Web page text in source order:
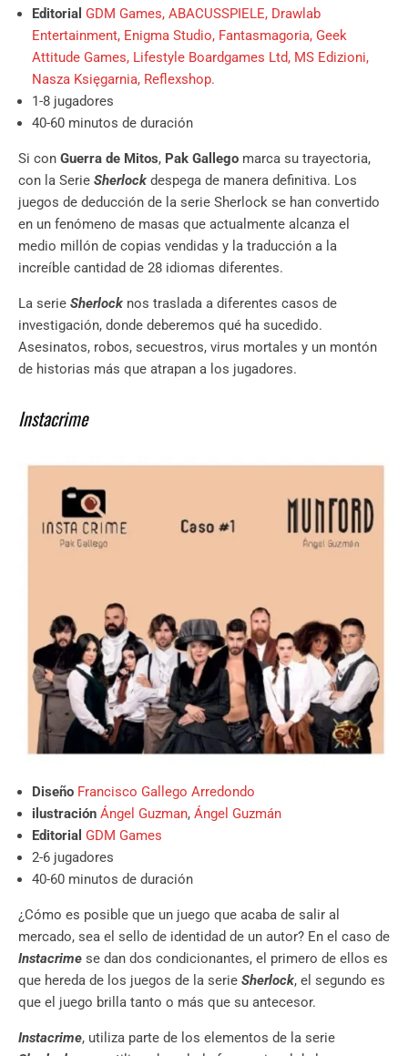
Editorial GDM Games, ABACUSSPIELE, Drawlab
Entertainment, Enigma Studio, Fantasmagoria, Geek
Attitude Games, Lifestyle Boardgames Ltd, MS Edizioni,
Nasza Księgarnia, Reflexshop.
1-8 jugadores
40-60 minutos de duración
Si con Guerra de Mitos, Pak Gallego marca su trayectoria,
con la Serie Sherlock despega de manera definitiva. Los
juegos de deducción de la serie Sherlock se han convertido
en un fenómeno de masas que actualmente alcanza el
medio millón de copias vendidas y la traducción a la
increíble cantidad de 28 idiomas diferentes.
La serie Sherlock nos traslada a diferentes casos de
investigación, donde deberemos qué ha sucedido.
Asesinatos, robos, secuestros, virus mortales y un montón
de historias más que atrapan a los jugadores.
Instacrime
Diseño Francisco Gallego Arredondo
ilustración Ángel Guzman, Ángel Guzmán
Editorial GDM Games
2-6 jugadores
40-60 minutos de duración
¿Cómo es posible que un juego que acaba de salir al
mercado, sea el sello de identidad de un autor? En el caso de
Instacrime se dan dos condicionantes, el primero de ellos es
que hereda de los juegos de la serie Sherlock, el segundo es
que el juego brilla tanto o más que su antecesor.
Instacrime, utiliza parte de los elementos de la serie